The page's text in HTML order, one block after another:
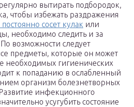
вытирать подбородок,
чтобы избежать раздражения
сосет кулак или
необходимо следить и за
возможности следует
предметы, которые он может
необходимых гигиенических
к попаданию в ослабленный
организм болезнетворных
инфекционного
усугубить состояние